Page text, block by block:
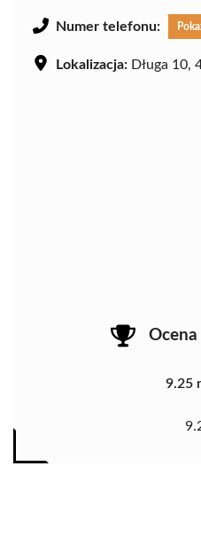
Numer telefonu:
Lokalizacja: Długa 10,
9.25